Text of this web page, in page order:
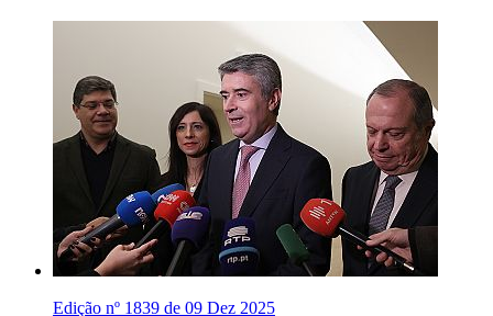
Edição nº 1839 de 09 Dez 2025